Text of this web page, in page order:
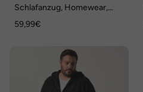
Schlafanzug, Homewear,
Alloverdruck, Shirt mit
59,99€